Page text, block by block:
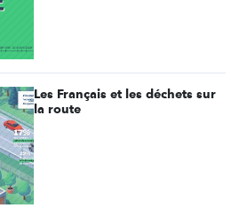
Les Français et les déchets sur
la route